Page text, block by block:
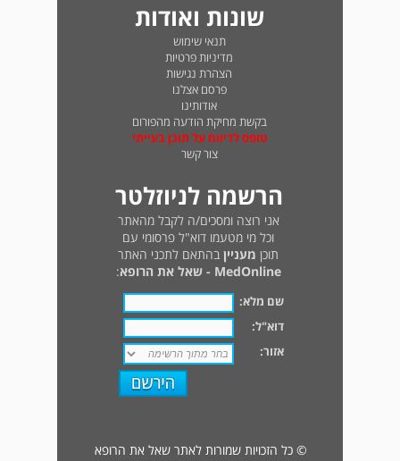
שונות ואודות
תנאי שימוש
מדיניות פרטיות
הצהרת נגישות
פרסם אצלנו
אודותינו
בקשת מחיקת הודעה מהפורום
טופס לדיווח על תוכן בעייתי
צור קשר
הרשמה לניוזלטר
אני רוצה ומסכים/ה לקבל מהאתר
וכל מי מטעמו דוא"ל פרסומי עם
תוכן מעניין בהתאם לתכני האתר
MedOnline - שאל את הרופא
:
שם מלא:
דוא"ל:
אזור:
© כל הזכויות שמורות לאתר שאל את הרופא